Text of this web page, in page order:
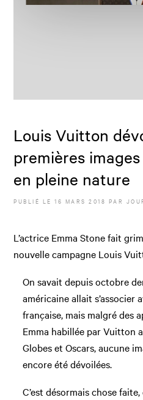
Louis Vuitton
premières images
en pleine nature
PUBLIÉ LE16 MARS 2018 PAR
L’actrice Emma Stone fait
nouvelle campagne Louis
On savait depuis octobre
américaine allait s’associer
française, mais malgré des
Emma habillée par Vuitton
Globes et Oscars, aucune
encore été dévoilées.
C’est désormais chose